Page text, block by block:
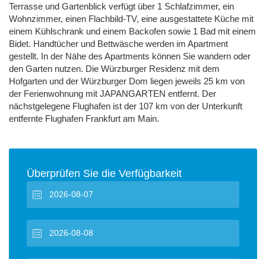
Terrasse und Gartenblick verfügt über 1 Schlafzimmer, ein
Wohnzimmer, einen Flachbild-TV, eine ausgestattete Küche mit
einem Kühlschrank und einem Backofen sowie 1 Bad mit einem
Bidet. Handtücher und Bettwäsche werden im Apartment
gestellt. In der Nähe des Apartments können Sie wandern oder
den Garten nutzen. Die Würzburger Residenz mit dem
Hofgarten und der Würzburger Dom liegen jeweils 25 km von
der Ferienwohnung mit JAPANGARTEN entfernt. Der
nächstgelegene Flughafen ist der 107 km von der Unterkunft
entfernte Flughafen Frankfurt am Main.
Überprüfen Sie die Verfügbarkeit